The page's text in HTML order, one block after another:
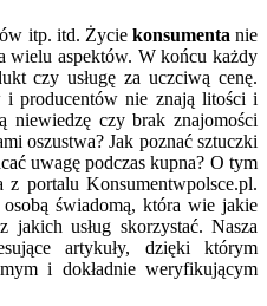
itp. itd. Życie konsumenta nie
wielu aspektów. W końcu każdy
czy usługę za uczciwą cenę.
producentów nie znają litości i
niewiedzę czy brak znajomości
oszustwa? Jak poznać sztuczki
uwagę podczas kupna? O tym
portalu Konsumentwpolsce.pl.
świadomą, która wie jakie
usług skorzystać. Nasza
artykuły, dzięki którym
i dokładnie weryfikującym